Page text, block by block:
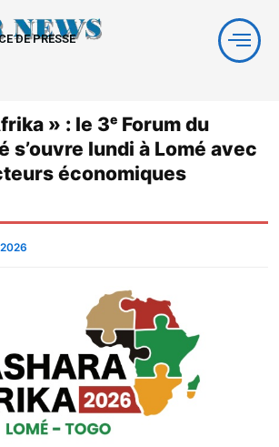
DE PRESSE
» : le 3ᵉ Forum du
s’ouvre lundi à Lomé avec
économiques